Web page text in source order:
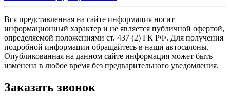
Вся представленная на сайте информация носит
информационный характер и не является публичной офертой,
определяемой положениями ст. 437 (2) ГК РФ. Для получения
подробной информации обращайтесь в наши автосалоны.
Опубликованная на данном сайте информация может быть
изменена в любое время без предварительного уведомления.
Заказать звонок